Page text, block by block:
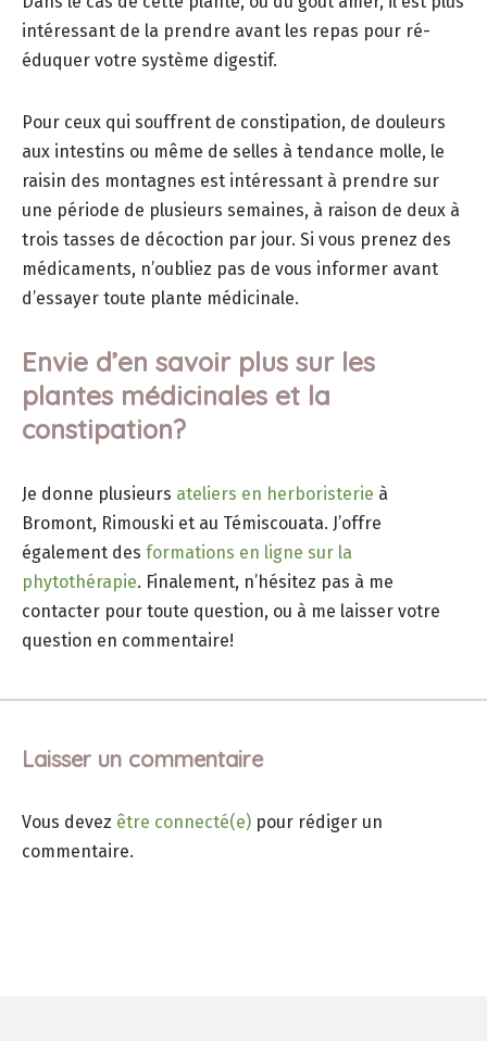
intéressant de la prendre avant les repas pour ré-
éduquer votre système digestif.
Pour ceux qui souffrent de constipation, de douleurs
aux intestins ou même de selles à tendance molle, le
raisin des montagnes est intéressant à prendre sur
une période de plusieurs semaines, à raison de deux à
trois tasses de décoction par jour. Si vous prenez des
médicaments, n’oubliez pas de vous informer avant
d’essayer toute plante médicinale.
Envie d’en savoir plus sur les
plantes médicinales et la
constipation?
Je donne plusieurs ateliers en herboristerie à
Bromont, Rimouski et au Témiscouata. J’offre
également des formations en ligne sur la
phytothérapie. Finalement, n’hésitez pas à me
contacter pour toute question, ou à me laisser votre
question en commentaire!
Laisser un commentaire
Vous devez être connecté(e) pour rédiger un
commentaire.